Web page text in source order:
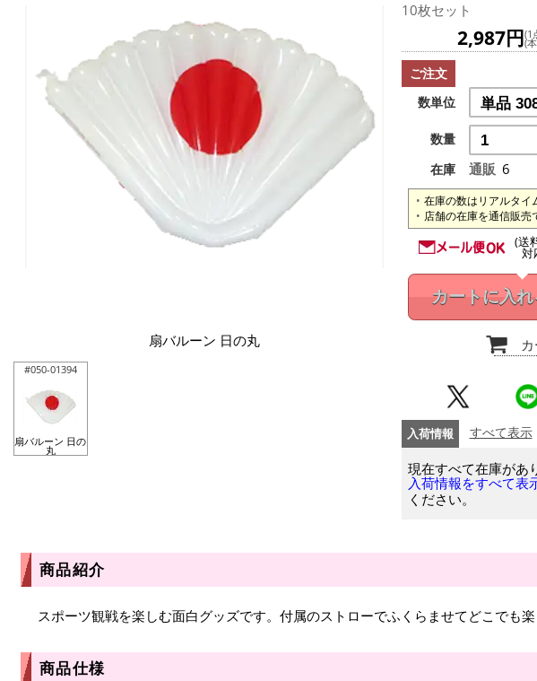
扇バルーン 日の丸
#050-01394
扇バルーン 日の
丸
10枚セット
2,987円(1
(
ご注文
数単位
数量
在庫
通販 6
在庫の数はリアルタイ
店舗の在庫を通信販売
(送
対
カートに入れ
入荷情報 すべて表示
現在すべて在庫があ
入荷情報をすべて表
ください。
商品紹介
スポーツ観戦を楽しむ面白グッズです。付属のストローでふくらませてどこでも楽
商品仕様